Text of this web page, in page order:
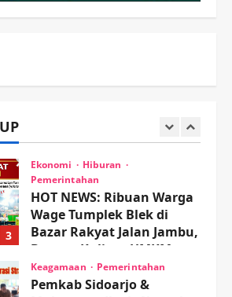
2
Mesin Menuju Piala Soccer
3
Ekonomi
Hiburan
Pemerintahan
HOT NEWS: Ribuan Warga
Wage Tumplek Blek di
Bazar Rakyat Jalan Jambu,
Borong Kuliner UMKM
Sambil Nonton Jaranan!
wartanusa 4 Agustus 2026
Keagamaan Pemerintahan
Pemkab Sidoarjo &